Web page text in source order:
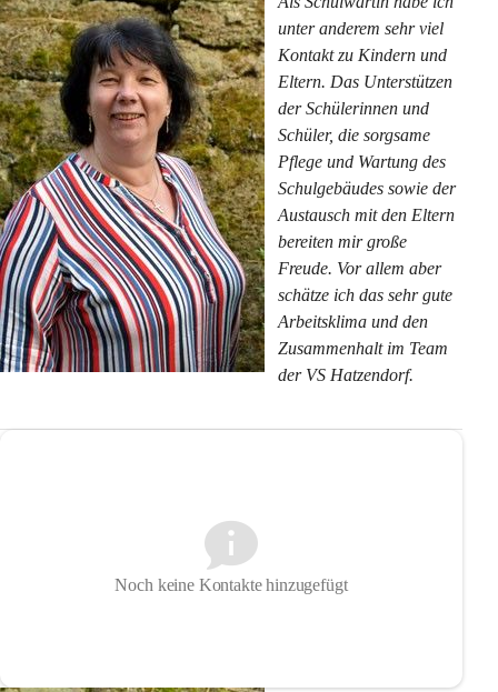
unter anderem sehr viel
Kontakt zu Kindern und
Eltern. Das Unterstützen
der Schülerinnen und
Schüler, die sorgsame
Pflege und Wartung des
Schulgebäudes sowie der
Austausch mit den Eltern
bereiten mir große
Freude. Vor allem aber
schätze ich das sehr gute
Arbeitsklima und den
Zusammenhalt im Team
der VS Hatzendorf.
Noch keine Kontakte hinzugefügt